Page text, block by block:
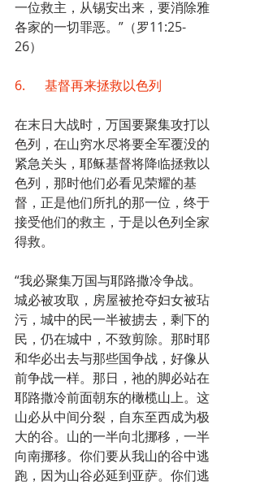
一位救主，从锡安出来，要消除雅
各家的一切罪恶。”（罗11:25-
26）
6.      基督再来拯救以色列
在末日大战时，万国要聚集攻打以
色列，在山穷水尽将要全军覆没的
紧急关头，耶稣基督将降临拯救以
色列，那时他们必看见荣耀的基
督，正是他们所扎的那一位，终于
接受他们的救主，于是以色列全家
得救。
“我必聚集万国与耶路撒冷争战。
城必被攻取，房屋被抢夺妇女被玷
污，城中的民一半被掳去，剩下的
民，仍在城中，不致剪除。那时耶
和华必出去与那些国争战，好像从
前争战一样。那日，祂的脚必站在
耶路撒冷前面朝东的橄榄山上。这
山必从中间分裂，自东至西成为极
大的谷。山的一半向北挪移，一半
向南挪移。你们要从我山的谷中逃
跑，因为山谷必延到亚萨。你们逃